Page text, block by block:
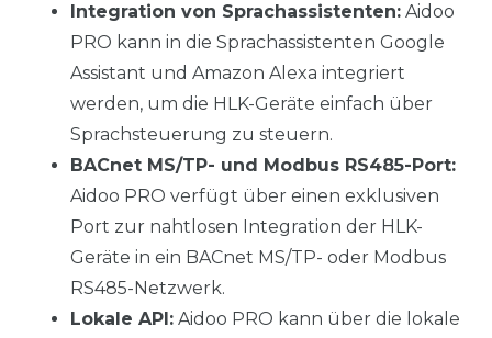
Integration von Sprachassistenten: Aidoo
PRO kann in die Sprachassistenten Google
Assistant und Amazon Alexa integriert
werden, um die HLK-Geräte einfach über
Sprachsteuerung zu steuern.
BACnet MS/TP- und Modbus RS485-Port:
Aidoo PRO verfügt über einen exklusiven
Port zur nahtlosen Integration der HLK-
Geräte in ein BACnet MS/TP- oder Modbus
RS485-Netzwerk.
Lokale API: Aidoo PRO kann über die lokale